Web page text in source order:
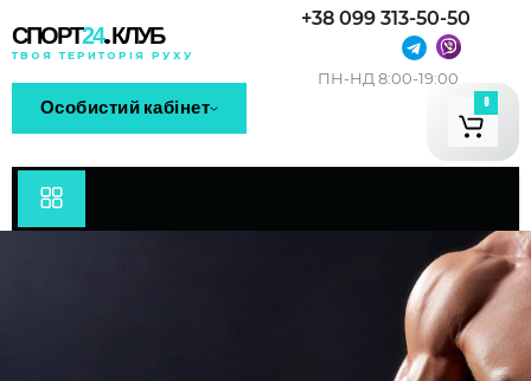
СПОРТ24.КЛУБ
ТВОЯ ТЕРИТОРІЯ РУХУ
+38 099 313-50-50
ПН-НД 8:00-19:00
Особистий кабінет 0